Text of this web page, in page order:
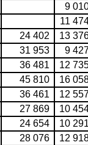
9
11
24 402
13
31 953
9
36 481
12
45 810
16
36 461
12
27 869
10
24 654
10
28 076
12